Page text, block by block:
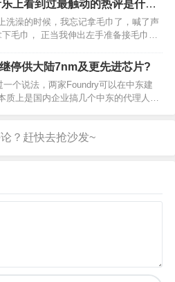
也有其他小语种自己去查一带一路国
去其他国家随…
乐上看到过最触动的热评是什
洗澡的时候，我忘记拿毛巾了，喊了声
毛巾， 正当我伸出左手准备接毛巾的
， 永远都不要懂。 ——网易云热评《关
时候跟着父亲去城里卖西瓜，害…
停供大陆7nm及更先进芯片?
个说法，两家Foundry可以在中东建
质上是国内企业搞几个中东的代理人，